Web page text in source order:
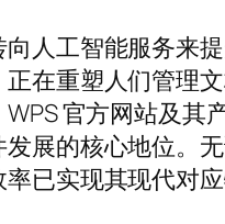
人工智能服务来
在重塑人们管理
官方网站及
展的核心地位。
已实现其现代对